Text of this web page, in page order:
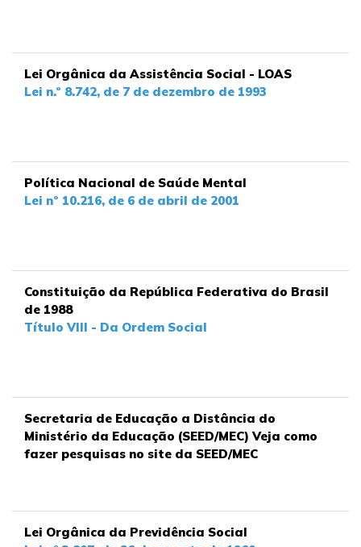
Lei Orgânica da Assistência Social - LOAS
Lei n.º 8.742, de 7 de dezembro de 1993
Política Nacional de Saúde Mental
Lei nº 10.216, de 6 de abril de 2001
Constituição da República Federativa do Brasil
de 1988
Título VIII - Da Ordem Social
Secretaria de Educação a Distância do
Ministério da Educação (SEED/MEC) Veja como
fazer pesquisas no site da SEED/MEC
Lei Orgânica da Previdência Social